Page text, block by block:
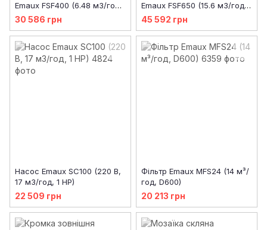
Emaux FSF400 (6.48 м3/год,
D400)
30 586 грн
Emaux FSF650 (15.6 м3/год,
D635)
45 592 грн
Насос Emaux SC100 (220 В,
17 м3/год, 1 HP)
22 509 грн
Фільтр Emaux MFS24 (14 м³/
год, D600)
20 213 грн